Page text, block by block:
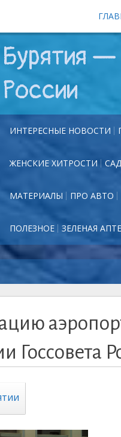
Бурятия —
России
ИНТЕРЕСНЫЕ НОВОСТИ
ЖЕНСКИЕ ХИТРОСТИ
МАТЕРИАЛЫ ПРО АВТО
ПОЛЕЗНОЕ ЗЕЛЕНАЯ
Госсовета